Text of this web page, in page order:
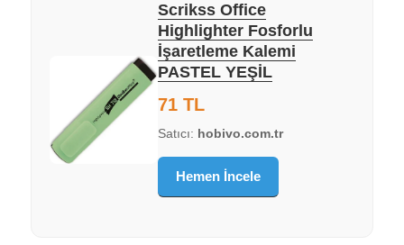
Scrikss Office
Highlighter Fosforlu
İşaretleme Kalemi
PASTEL YEŞİL
71 TL
Satıcı: hobivo.com.tr
Hemen İncele